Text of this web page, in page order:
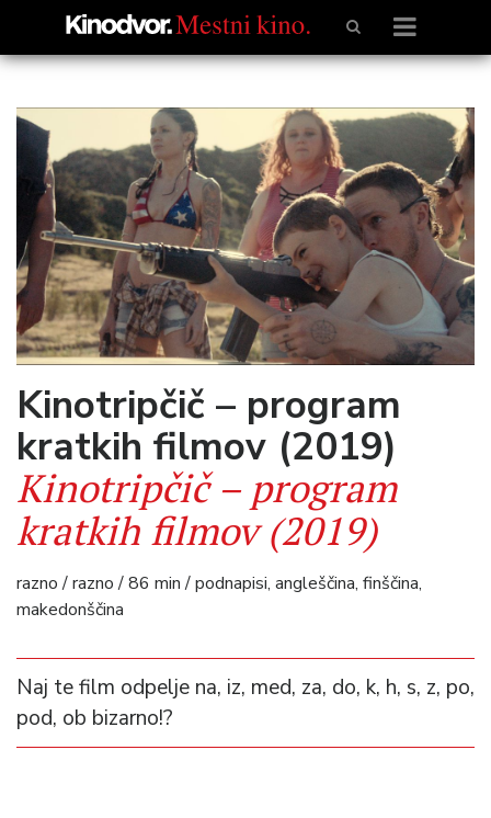
Kinotripčič – program
kratkih filmov (2019)
Kinotripčič – program
kratkih filmov (2019)
razno / razno / 86 min / podnapisi, angleščina, finščina,
makedonščina
Naj te film odpelje na, iz, med, za, do, k, h, s, z, po,
pod, ob bizarno!?